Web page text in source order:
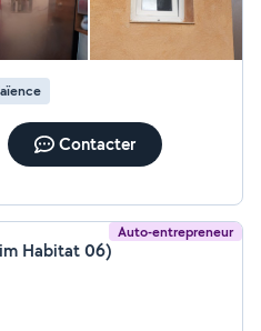
Contacter
Auto-entrepreneur
Habitat 06)